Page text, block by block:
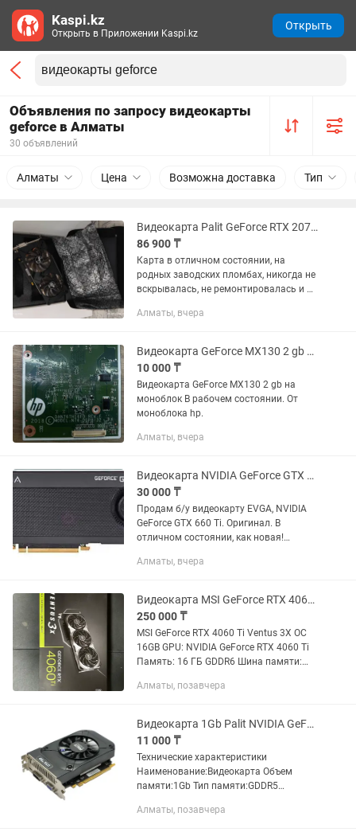
Объявления по запросу видеокарты
geforce в Алматы
30 объявлений
Алматы Цена Возможна доставка Тип
Видеокарта Palit GeForce RTX 2070 GamingPro 8GB
86 900 ₸
Карта в отличном состоянии, на
родных заводских пломбах, никогда не
вскрывалась, не ремонтировалась и не
домашнем ПК, практически не
без...
Алматы, вчера
Видеокарта GeForce MX130 2 gb на моноблок
10 000 ₸
Видеокарта GeForce MX130 2 gb на
моноблок В рабочем состоянии. От
моноблока hp.
Алматы, вчера
Видеокарта NVIDIA GeForce GTX 660 Ti (ГТХ660ТИ), б/у в отл. состоянии
30 000 ₸
Продам б/у видеокарту EVGA, NVIDIA
GeForce GTX 660 Ti. Оригинал. В
отличном состоянии, как новая!
нагружалась, не «разгонялась» и
Алматы, вчера
Видеокарта MSI GeForce RTX 4060 Ti Ventus 3X OC 16GB
250 000 ₸
MSI GeForce RTX 4060 Ti Ventus 3X OC
16GB GPU: NVIDIA GeForce RTX 4060 Ti
Память: 16 ГБ GDDR6 Шина памяти:
Охлаждение: Ventus 3X, 3 вентилятора
Алматы, позавчера
Видеокарта 1Gb Palit NVIDIA GeForce GTX750
11 000 ₸
Технические характеристики
Наименование:Видеокарта Объем
памяти:1Gb Тип памяти:GDDR5
Производитель:Palit Графический
Алматы, позавчера
Kaspi.kz
Открыть в Приложении Kaspi.kz
Открыть